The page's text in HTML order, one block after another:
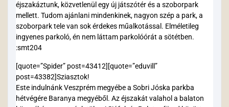
éjszakáztunk, közvetlenül egy új játszótér és a szoborpark
mellett. Tudom ajánlani mindenkinek, nagyon szép a park, a
szoborpark tele van sok érdekes műalkotással. Elméletileg
ingyenes parkoló, én nem láttam parkolóórát a sötétben.
:smt204
[quote=”Spider” post=43412][quote=”eduvill”
post=43382]Sziasztok!
Este indulnánk Veszprém megyébe a Sobri Jóska parkba
hétvégére Baranya megyéből. Az éjszakát valahol a balaton